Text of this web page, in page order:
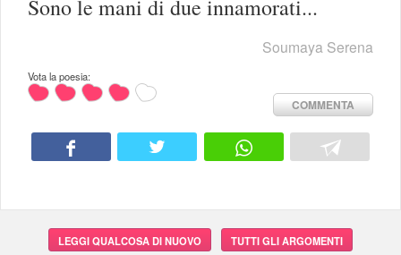
Sono le mani di due innamorati...
Soumaya Serena
Vota la poesia:
COMMENTA
LEGGI QUALCOSA DI NUOVO TUTTI GLI ARGOMENTI